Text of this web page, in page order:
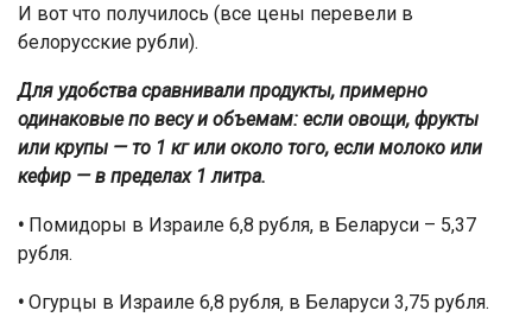
И вот что получилось (все цены перевели в
белорусские рубли).
Для удобства сравнивали продукты, примерно
одинаковые по весу и объемам: если овощи, фрукты
или крупы — то 1 кг или около того, если молоко или
кефир — в пределах 1 литра.
• Помидоры в Израиле 6,8 рубля, в Беларуси – 5,37
рубля.
• Огурцы в Израиле 6,8 рубля, в Беларуси 3,75 рубля.